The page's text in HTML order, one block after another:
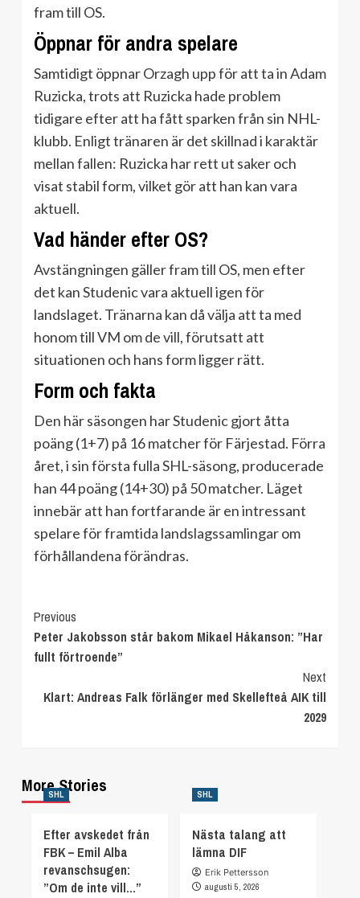
fram till OS.
Öppnar för andra spelare
Samtidigt öppnar Orzagh upp för att ta in Adam
Ruzicka, trots att Ruzicka hade problem
tidigare efter att ha fått sparken från sin NHL-
klubb. Enligt tränaren är det skillnad i karaktär
mellan fallen: Ruzicka har rett ut saker och
visat stabil form, vilket gör att han kan vara
aktuell.
Vad händer efter OS?
Avstängningen gäller fram till OS, men efter
det kan Studenic vara aktuell igen för
landslaget. Tränarna kan då välja att ta med
honom till VM om de vill, förutsatt att
situationen och hans form ligger rätt.
Form och fakta
Den här säsongen har Studenic gjort åtta
poäng (1+7) på 16 matcher för Färjestad. Förra
året, i sin första fulla SHL-säsong, producerade
han 44 poäng (14+30) på 50 matcher. Läget
innebär att han fortfarande är en intressant
spelare för framtida landslagssamlingar om
förhållandena förändras.
Continue
Reading
Previous
Peter Jakobsson står bakom Mikael Håkanson: ”Har
fullt förtroende”
Next
Klart: Andreas Falk förlänger med Skellefteå AIK till
2029
More Stories
SHL
Efter avskedet från
FBK – Emil Alba
revanschsugen:
”Om de inte vill…”
SHL
Nästa talang att
lämna DIF
Erik Pettersson
augusti 5, 2026